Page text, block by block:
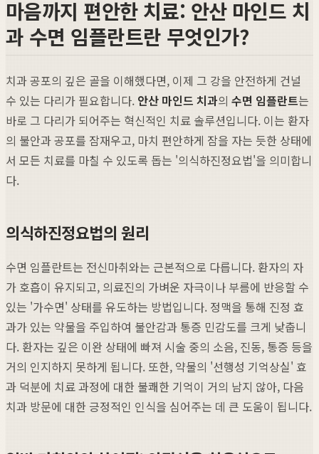
마음까지 편안한 치료: 안산 마인드 치
과 수면 임플란트란 무엇인가?
치과 공포의 깊은 골을 이해했다면, 이제 그 강을 안전하게 건널
수 있는 다리가 필요합니다. 안산 마인드 치과의 수면 임플란트는
바로 그 다리가 되어주는 혁신적인 치료 솔루션입니다. 이는 환자
의 불안과 공포를 잠재우고, 마치 편안하게 잠을 자는 듯한 상태에
서 모든 치료를 마칠 수 있도록 돕는 '의식하진정요법'을 의미합니
다.
의식하진정요법의 원리
수면 임플란트는 전신마취와는 근본적으로 다릅니다. 환자의 자
가 호흡이 유지되고, 의료진의 가벼운 자극이나 부름에 반응할 수
있는 '가수면' 상태를 유도하는 방법입니다. 정맥을 통해 진정 효
과가 있는 약물을 주입하여 불안감과 통증 민감도를 크게 낮춥니
다. 환자는 깊은 이완 상태에 빠져 시술 중의 소음, 진동, 통증 등을
거의 인지하지 못하게 됩니다. 또한, 약물의 '선행성 기억상실' 효
과 덕분에 치료 과정에 대한 불쾌한 기억이 거의 남지 않아, 다음
치과 방문에 대한 긍정적인 인식을 심어주는 데 큰 도움이 됩니다.